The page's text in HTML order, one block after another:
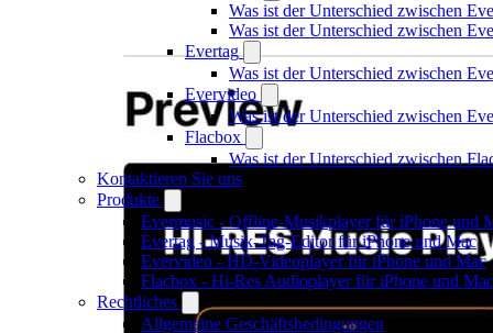
Was ist der Unterschied zwischen
Was ist der Unterschied zwischen
Evertag
Was ist der Unterschied zwischen
Evervideo
Was ist der Unterschied zwischen
Flacbox
Was ist der Unterschied zwischen
Kontaktieren Sie uns
Produkte
Evermusic - Offline-Musikplayer für iPhone und
Evertag - Musik-Tag-Editor für iPhone und Mac
Evervideo - HD-Videoplayer für iPhone und Mac
Flacbox - Hi-Res Audioplayer für iPhone und Mac
Rechtliches
Allgemeine Geschäftsbedingungen